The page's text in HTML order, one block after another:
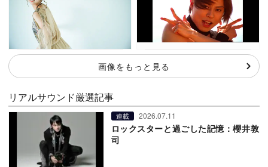
画像をもっと見る
リアルサウンド厳選記事
連載 2026.07.11
ロックスターと過ごした記憶：櫻井敦
司